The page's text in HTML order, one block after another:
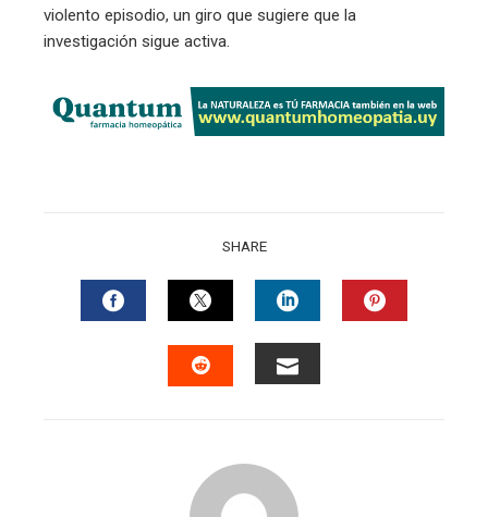
violento episodio, un giro que sugiere que la
investigación sigue activa.
SHARE
FACEBOOKTWITTERLINKEDIN